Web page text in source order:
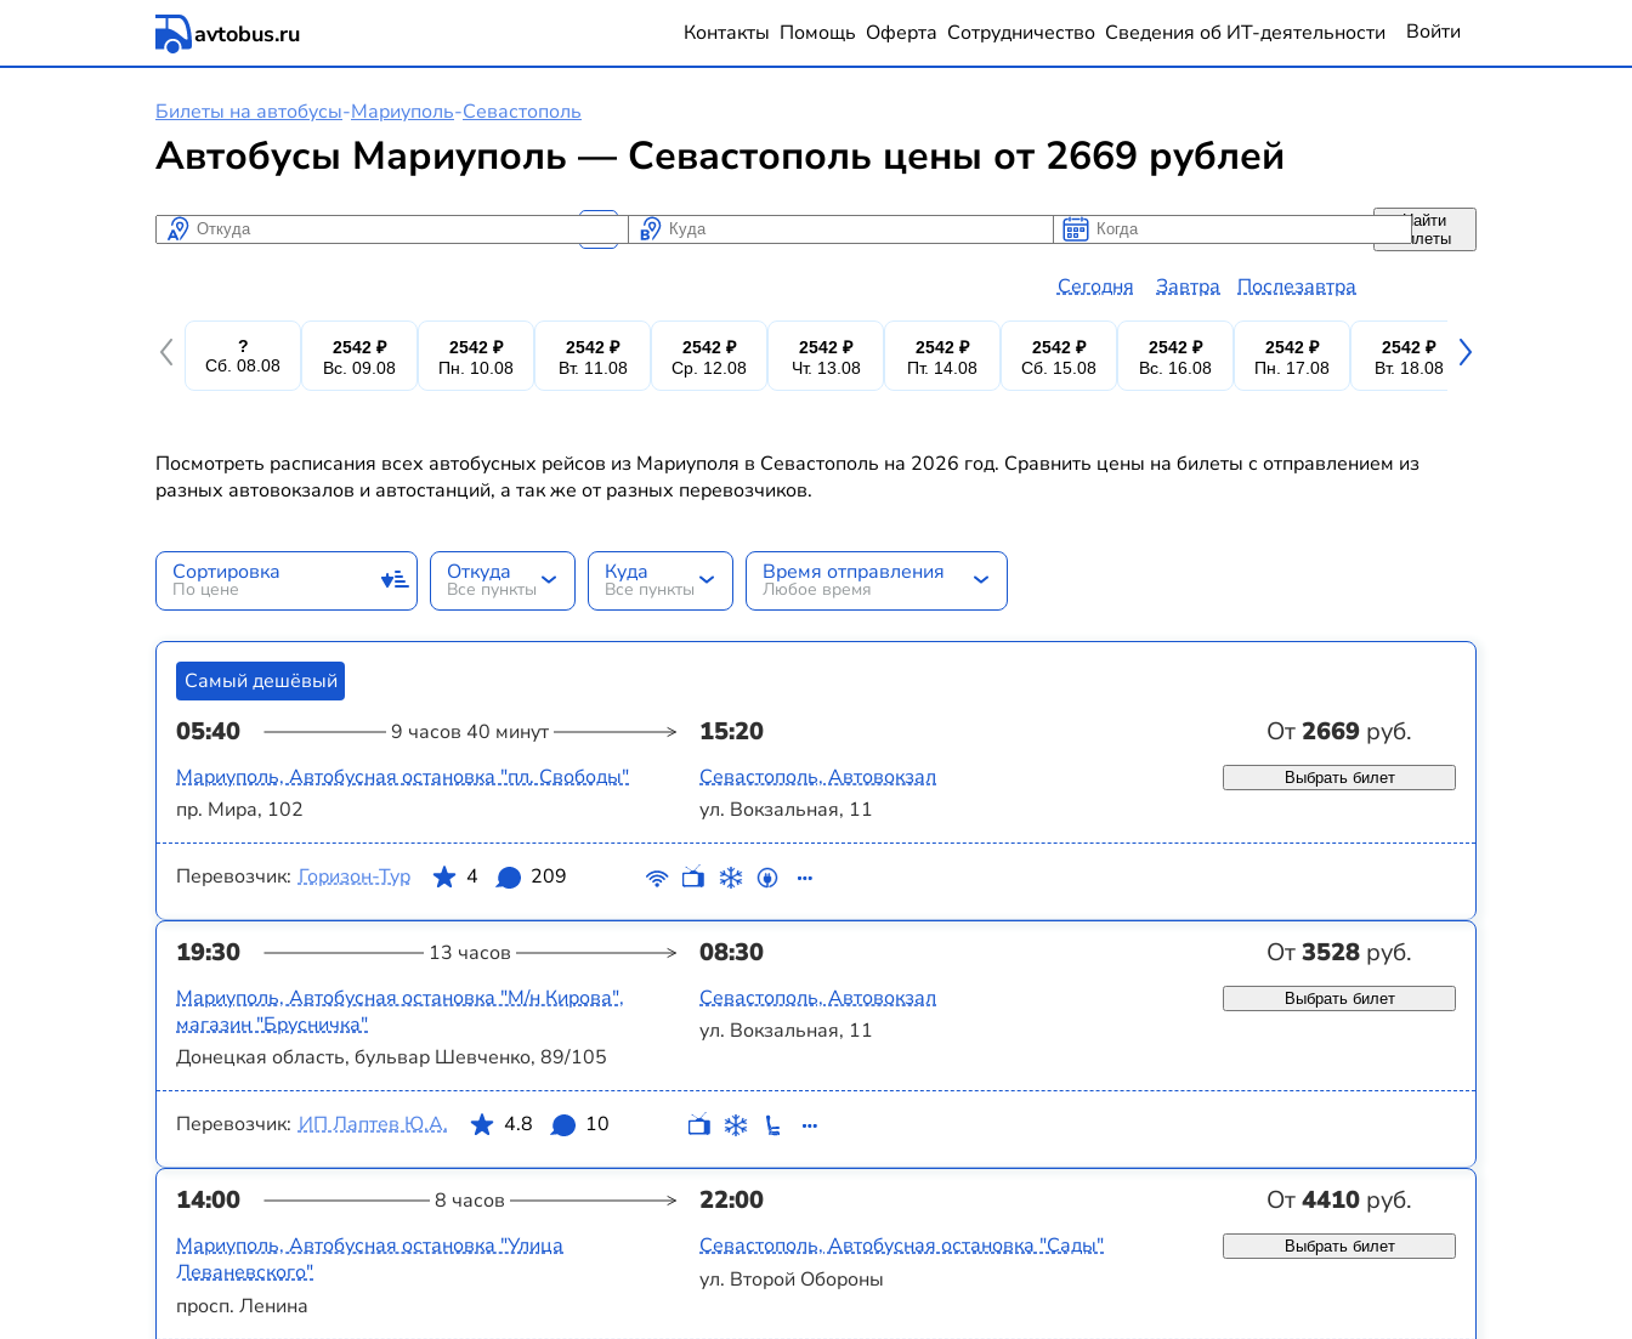
avtobus.ru Контакты Помощь Оферта Сотрудничество Сведения об ИТ-деятельности Войти
Билеты на автобусы-Мариуполь-Севастополь
Автобусы Мариуполь — Севастополь цены от 2669 рублей
Откуда Куда Когда
Когда
Сегодня Завтра Послезавтра
Найти
билеты
?
Сб. 08.08
2542 ₽
Вс. 09.08
2542 ₽
Пн. 10.08
2542 ₽
Вт. 11.08
2542 ₽
Ср. 12.08
2542 ₽
Чт. 13.08
2542 ₽
Пт. 14.08
2542 ₽
Сб. 15.08
2542 ₽
Вс. 16.08
2542 ₽
Пн. 17.08
2542 ₽
Вт. 18.08
Посмотреть расписания всех автобусных рейсов из Мариуполя в Севастополь на 2026 год. Сравнить цены на билеты с отправлением из
разных автовокзалов и автостанций, а так же от разных перевозчиков.
Сортировка
По цене
Откуда
Все пункты
Куда
Все пункты
Время отправления
Любое время
Самый дешёвый
05:40 9 часов 40 минут 15:20 От2669 руб.
Мариуполь, Автобусная остановка "пл. Свободы"
пр. Мира, 102
Севастополь, Автовокзал
ул. Вокзальная, 11
Выбрать билет
Перевозчик: Горизон-Тур 4 209
19:30 13 часов 08:30 От3528 руб.
Мариуполь, Автобусная остановка "М/н Кирова",
магазин "Брусничка"
Донецкая область, бульвар Шевченко, 89/105
Севастополь, Автовокзал
ул. Вокзальная, 11
Выбрать билет
Перевозчик: ИП Лаптев Ю.А. 4.8 10
14:00 8 часов 22:00 От4410 руб.
Мариуполь, Автобусная остановка "Улица
Леваневского"
просп. Ленина
Севастополь, Автобусная остановка "Сады"
ул. Второй Обороны
Выбрать билет